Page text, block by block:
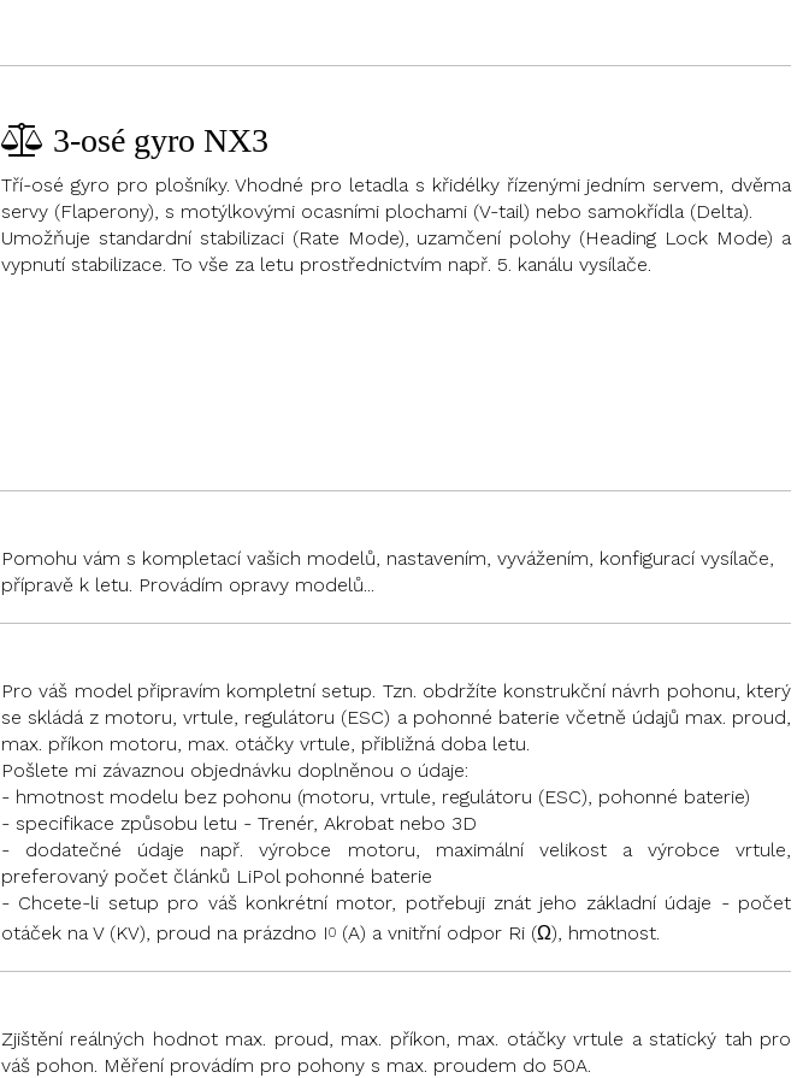
3-osé gyro NX3
Tří-osé gyro pro plošníky. Vhodné pro letadla s křidélky řízenými jedním servem, dvěma
servy (Flaperony), s motýlkovými ocasními plochami (V-tail) nebo samokřídla (Delta).
Umožňuje standardní stabilizaci (Rate Mode), uzamčení polohy (Heading Lock Mode) a
vypnutí stabilizace. To vše za letu prostřednictvím např. 5. kanálu vysílače.
Pomohu vám s kompletací vašich modelů, nastavením, vyvážením, konfigurací vysílače,
přípravě k letu. Provádím opravy modelů...
Pro váš model připravím kompletní setup. Tzn. obdržíte konstrukční návrh pohonu, který
se skládá z motoru, vrtule, regulátoru (ESC) a pohonné baterie včetně údajů max. proud,
max. příkon motoru, max. otáčky vrtule, přibližná doba letu.
Pošlete mi závaznou objednávku doplněnou o údaje:
- hmotnost modelu bez pohonu (motoru, vrtule, regulátoru (ESC), pohonné baterie)
- specifikace způsobu letu - Trenér, Akrobat nebo 3D
- dodatečné údaje např. výrobce motoru, maximální velikost a výrobce vrtule,
preferovaný počet článků LiPol pohonné baterie
- Chcete-li setup pro váš konkrétní motor, potřebuji znát jeho základní údaje - počet
otáček na V (KV), proud na prázdno I0 (A) a vnitřní odpor Ri (Ω), hmotnost.
Zjištění reálných hodnot max. proud, max. příkon, max. otáčky vrtule a statický tah pro
váš pohon. Měření provádím pro pohony s max. proudem do 50A.